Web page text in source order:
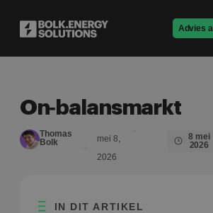
Advies
On‑balansmarkt
Thomas
Bolk
mei 8,
2026
8 mei
2026
IN DIT ARTIKEL